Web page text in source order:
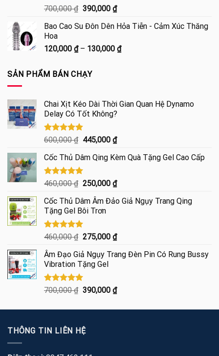
Được xếp
5.00
5 sao
700,000₫ Giá
là:
390,000 ₫Giá
tại
390,000 ₫.
Bao Cao Su Đôn Dên Hỏa Tiễn - Cảm Xúc Thăng
Hoa
120,000 ₫ – 130,000 ₫Khoảng
130,000 ₫
SẢN PHẨM BÁN CHẠY
Chai Xịt Kéo Dài Thời Gian Quan Hệ Dynamo
Delay Có Tốt Không?
Được xếp
4.85
5 sao
600,000₫ Giá
là:
600,000 ₫.
445,000 ₫Giá
tại
445,000 ₫.
Cốc Thủ Dâm Qing Kèm Quà Tặng Gel Cao Cấp
Được xếp
5.00
5 sao
460,000₫ Giá
là:
460,000 ₫.
250,000 ₫Giá
tại
Cốc Thủ Dâm Âm Đảo Giả Ngụy Trang Qing
Tặng Gel Bôi Trơn
Được xếp
5.00
5 sao
460,000₫ Giá
là:
460,000 ₫.
275,000 ₫Giá
tại
Âm Đạo Giả Ngụy Trang Đèn Pin Có Rung Bussy
Vibration Tặng Gel
Được xếp
5.00
700,000₫ Giá
là:
390,000 ₫Giá
tại
THÔNG TIN LIÊN HỆ